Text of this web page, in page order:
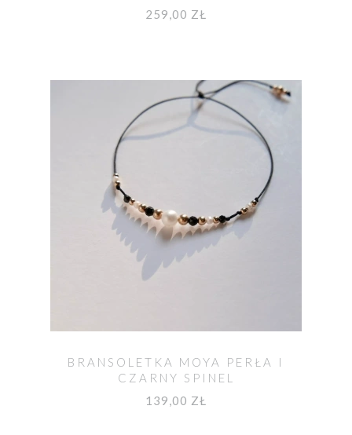
259,00 ZŁ
BRANSOLETKA MOYA PERŁA I
CZARNY SPINEL
139,00 ZŁ